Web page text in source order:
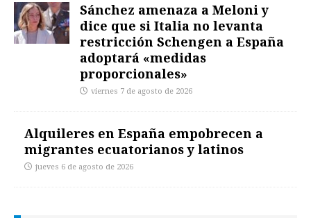
Sánchez amenaza a Meloni y
dice que si Italia no levanta
restricción Schengen a España
adoptará «medidas
proporcionales»
viernes 7 de agosto de 2026
Alquileres en España empobrecen a
migrantes ecuatorianos y latinos
jueves 6 de agosto de 2026